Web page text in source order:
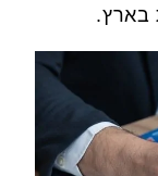
בארץ.